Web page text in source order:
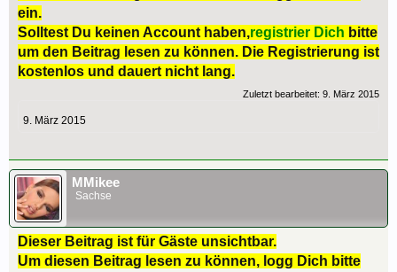
ein.
Solltest Du keinen Account haben,registrier Dich bitte
um den Beitrag lesen zu können. Die Registrierung ist
kostenlos und dauert nicht lang.
Zuletzt bearbeitet: 9. März 2015
9. März 2015
MMikee
Sachse
Dieser Beitrag ist für Gäste unsichtbar.
Um diesen Beitrag lesen zu können, logg Dich bitte